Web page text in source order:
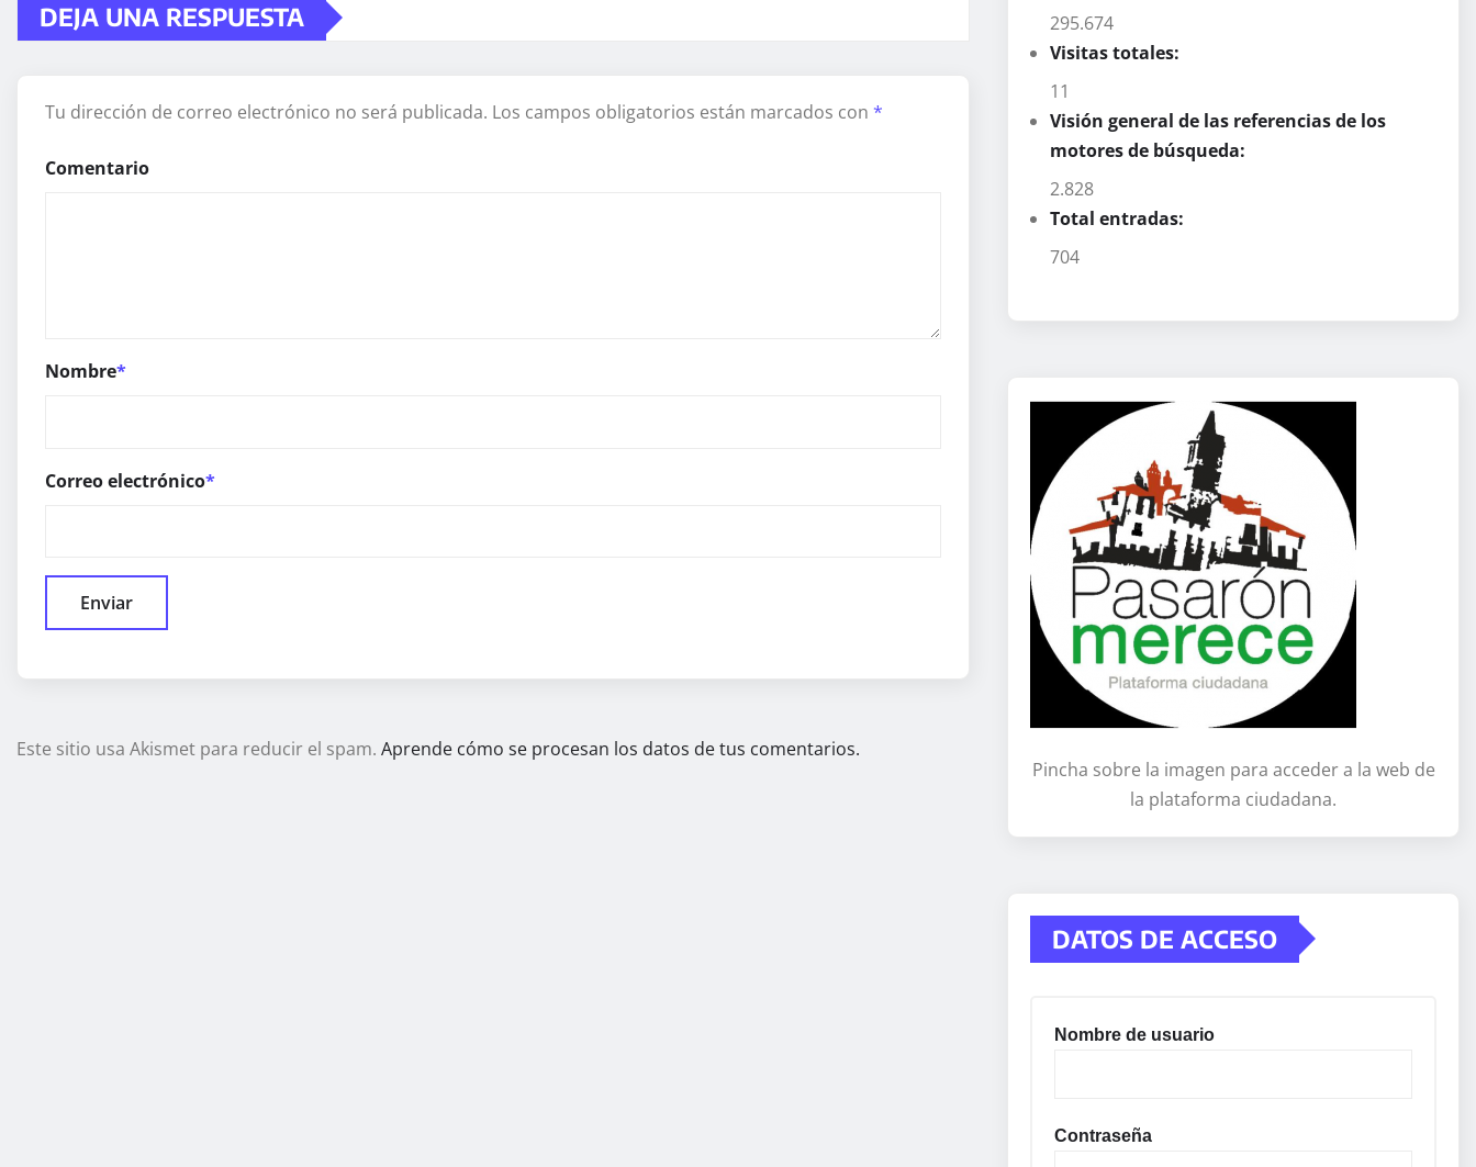
DEJA UNA RESPUESTA
Tu dirección de correo electrónico no será publicada. Los campos obligatorios están marcados con *
Comentario
Nombre*
Correo electrónico*
Este sitio usa Akismet para reducir el spam. Aprende cómo se procesan los datos de tus comentarios.
295.674
Visitas totales:
11
Visión general de las referencias de los
motores de búsqueda:
2.828
Total entradas:
704
Pincha sobre la imagen para acceder a la web de
la plataforma ciudadana.
DATOS DE ACCESO
Nombre de usuario
Contraseña